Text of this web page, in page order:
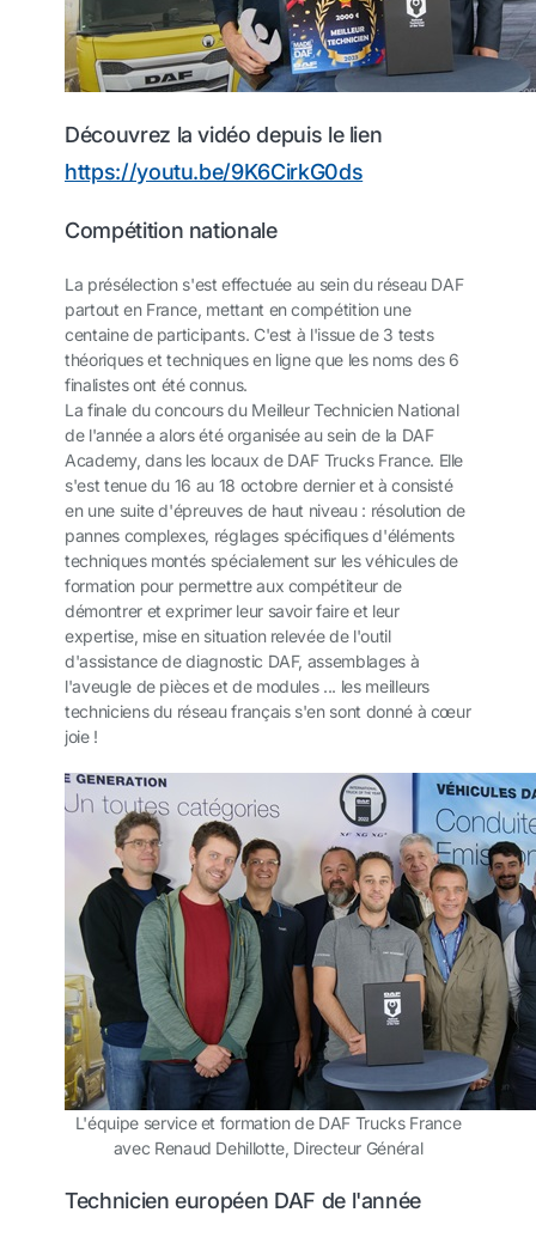
Découvrez la vidéo depuis le lien
https://youtu.be/9K6CirkG0ds
Compétition nationale
La présélection s'est effectuée au sein du réseau DAF
partout en France, mettant en compétition une
centaine de participants. C'est à l'issue de 3 tests
théoriques et techniques en ligne que les noms des 6
finalistes ont été connus.
La finale du concours du Meilleur Technicien National
de l'année a alors été organisée au sein de la DAF
Academy, dans les locaux de DAF Trucks France. Elle
s'est tenue du 16 au 18 octobre dernier et à consisté
en une suite d'épreuves de haut niveau : résolution de
pannes complexes, réglages spécifiques d'éléments
techniques montés spécialement sur les véhicules de
formation pour permettre aux compétiteur de
démontrer et exprimer leur savoir faire et leur
expertise, mise en situation relevée de l'outil
d'assistance de diagnostic DAF, assemblages à
l'aveugle de pièces et de modules ... les meilleurs
techniciens du réseau français s'en sont donné à cœur
joie !
L'équipe service et formation de DAF Trucks France
avec Renaud Dehillotte, Directeur Général
Technicien européen DAF de l'année